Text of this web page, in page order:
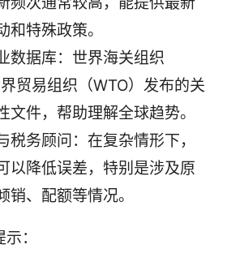
和特殊政策。
数据库：世界海关组织
界贸易组织（WTO）发布的关
文件，帮助理解全球趋势。
税务顾问：在复杂情形下，
以降低误差，特别是涉及原
销、配额等情况。
：